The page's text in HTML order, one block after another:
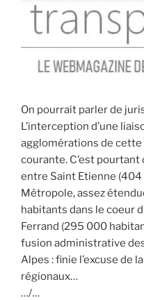
On pourrait parler de
L’interception d’une
agglomérations de cette
courante. C’est
entre Saint Etienne
Métropole, assez
habitants dans le coeur
Ferrand (295 000
fusion administrative
Alpes : finie l’excuse de
régionaux…
…/…